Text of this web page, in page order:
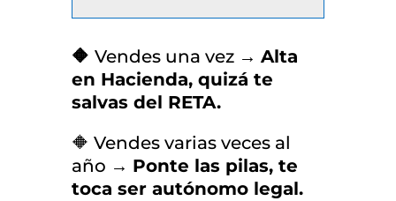
🔶 Vendes una vez → Alta
en Hacienda, quizá te
salvas del RETA.
🔶 Vendes varias veces al
año → Ponte las pilas, te
toca ser autónomo legal.